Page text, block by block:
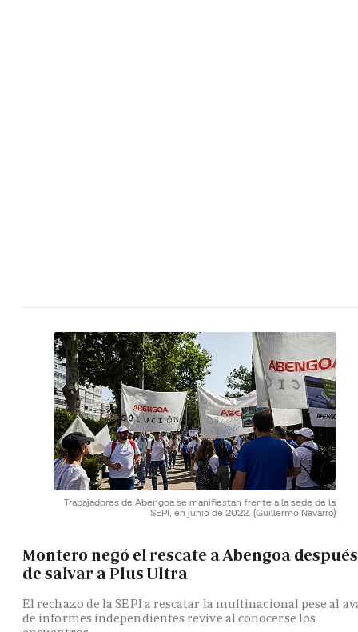
Trabajadores de Abengoa se manifiestan frente a la sede de la
SEPI, en junio de 2022. (Guillermo Navarro)
Montero negó el rescate a Abengoa después
de salvar a Plus Ultra
El rechazo de la SEPI a rescatar la multinacional pese al
de informes independientes revive al conocerse los